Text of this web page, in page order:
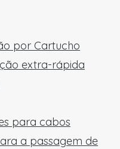
por Cartucho
extra-rápida
para cabos
a passagem de